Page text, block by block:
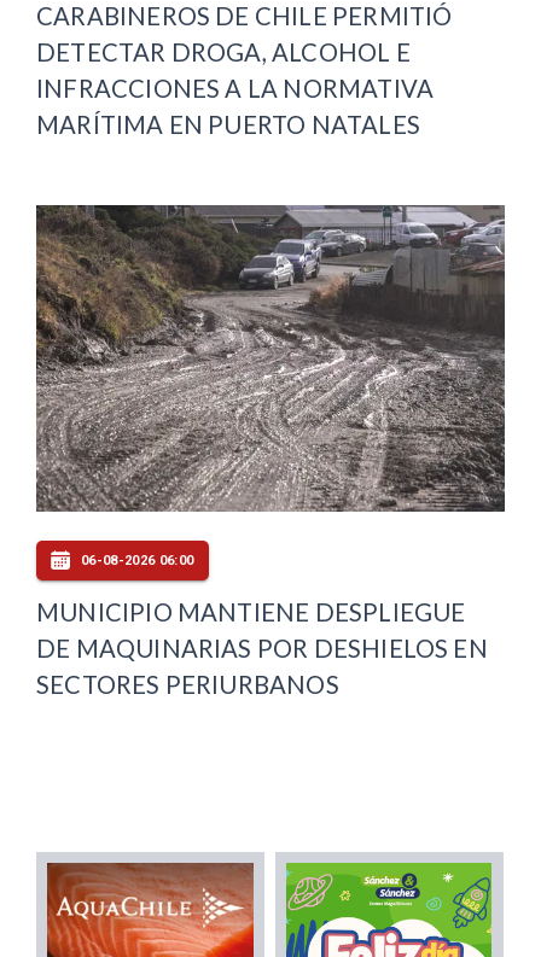
CARABINEROS DE CHILE PERMITIÓ
DETECTAR DROGA, ALCOHOL E
INFRACCIONES A LA NORMATIVA
MARÍTIMA EN PUERTO NATALES
06-08-2026 06:00
MUNICIPIO MANTIENE DESPLIEGUE
DE MAQUINARIAS POR DESHIELOS EN
SECTORES PERIURBANOS